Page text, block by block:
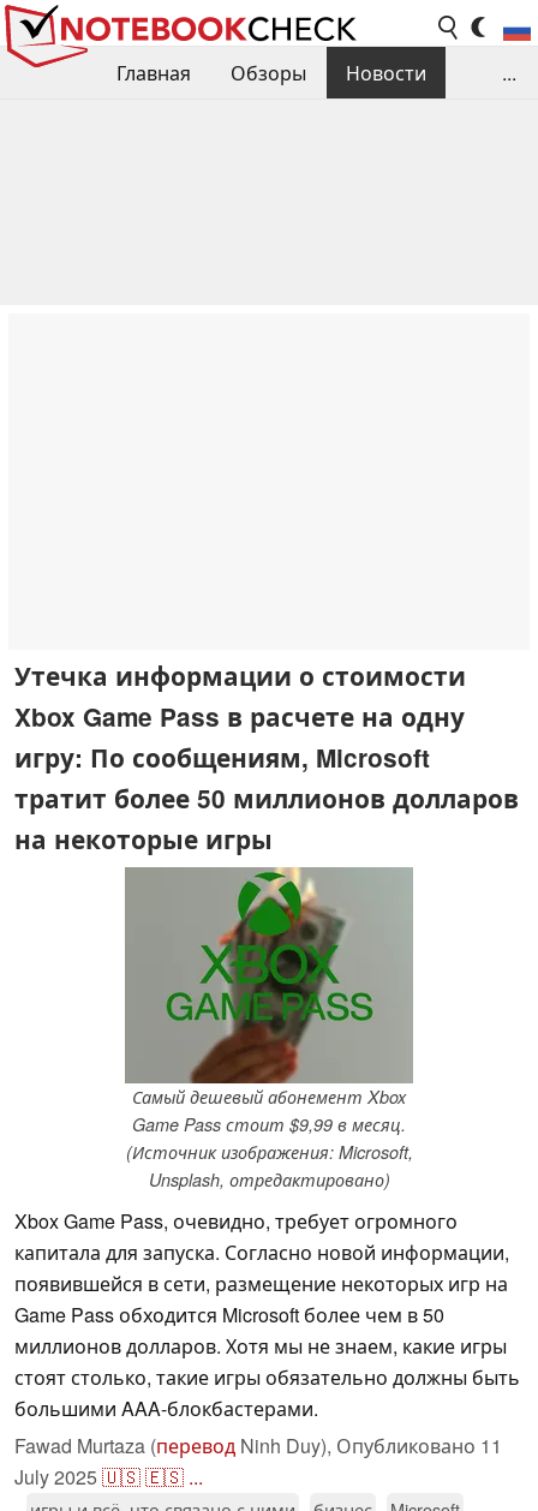
Главная Обзоры
Новости
...
Утечка информации о стоимости
Xbox Game Pass в расчете на одну
игру: По сообщениям, Microsoft
тратит более 50 миллионов долларов
на некоторые игры
Самый дешевый абонемент Xbox
Game Pass стоит $9,99 в месяц.
(Источник изображения: Microsoft,
Unsplash, отредактировано)
Xbox Game Pass, очевидно, требует огромного
капитала для запуска. Согласно новой информации,
появившейся в сети, размещение некоторых игр на
Game Pass обходится Microsoft более чем в 50
миллионов долларов. Хотя мы не знаем, какие игры
стоят столько, такие игры обязательно должны быть
большими AAA-блокбастерами.
Fawad Murtaza (перевод Ninh Duy), Опубликовано 11
July 2025🇺🇸🇪🇸 ...